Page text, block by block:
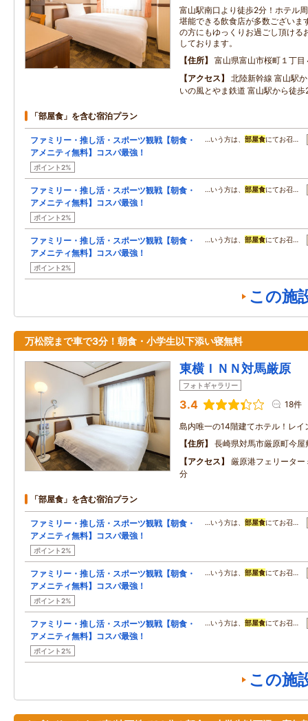
富山駅南口より徒歩2分！ホテル
堪能できる飲食店が多数ございま
の方にもゆっくりお過ごし頂ける
しております。
住所
富山県富山市桜町１丁目
アクセス
北陸新幹線 富山駅
いの風とやま鉄道 富山駅から徒歩
「部屋食」を含む宿泊プラン
ファミリー・推し活・スポーツ観戦【朝食・
アメニティ無料】コスパ最強！
ポイント2%
…いう方は、 部屋食にてお召…
ファミリー・推し活・スポーツ観戦【朝食・
アメニティ無料】コスパ最強！
ポイント2%
…いう方は、 部屋食にてお召…
ファミリー・推し活・スポーツ観戦【朝食・
アメニティ無料】コスパ最強！
ポイント2%
…いう方は、 部屋食にてお召…
この施
万松院まで車で3分！朝食・小学生以下添い寝無料
東横ＩＮＮ対馬厳原
フォトギャラリー
3.4 18件
島内唯一の14階建てホテル！レイ
住所
長崎県対馬市厳原町今屋
アクセス
厳原港フェリータ
分
「部屋食」を含む宿泊プラン
ファミリー・推し活・スポーツ観戦【朝食・
アメニティ無料】コスパ最強！
ポイント2%
…いう方は、 部屋食にてお召…
ファミリー・推し活・スポーツ観戦【朝食・
アメニティ無料】コスパ最強！
ポイント2%
…いう方は、 部屋食にてお召…
ファミリー・推し活・スポーツ観戦【朝食・
アメニティ無料】コスパ最強！
ポイント2%
…いう方は、 部屋食にてお召…
この施